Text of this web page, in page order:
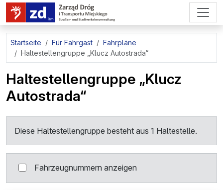
zum Hauptinhalt springen
Startseite Für Fahrgast
Fahrpläne
Haltestellengruppe
„Klucz Autostrada“
Haltestellengruppe „Klucz
Autostrada“
Diese Haltestellengruppe besteht aus 1 Haltestelle.
Fahrzeugnummern anzeigen